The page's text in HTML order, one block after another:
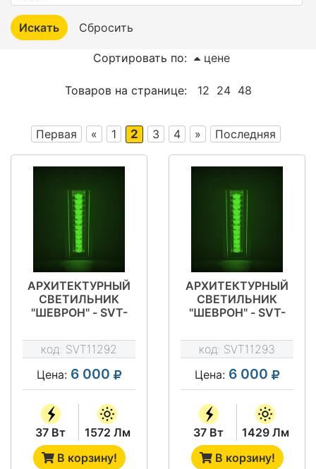
Сортировать по: цене
Товаров на странице: 12 24 48
Первая « 1 2 3 4 » Последняя
АРХИТЕКТУРНЫЙ
СВЕТИЛЬНИК
"ШЕВРОН" - SVT-
код: SVT11292
Цена: 6 000
37 Вт
1572 Лм
В корзину!
АРХИТЕКТУРНЫЙ
СВЕТИЛЬНИК
"ШЕВРОН" - SVT-
код: SVT11293
Цена: 6 000
37 Вт
1429 Лм
В корзину!